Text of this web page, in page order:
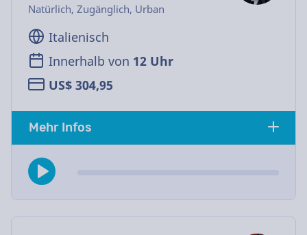
Natürlich, Zugänglich, Urban
Italienisch
Innerhalb von 12 Uhr
US$ 304,95
Mehr Infos